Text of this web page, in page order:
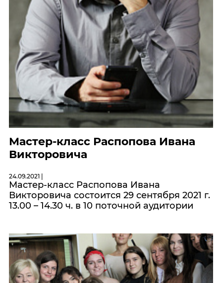
Мастер-класс Распопова Ивана
Викторовича
24.09.2021 |
Мастер-класс Распопова Ивана
Викторовича состоится 29 сентября 2021 г.
13.00 – 14.30 ч. в 10 поточной аудитории